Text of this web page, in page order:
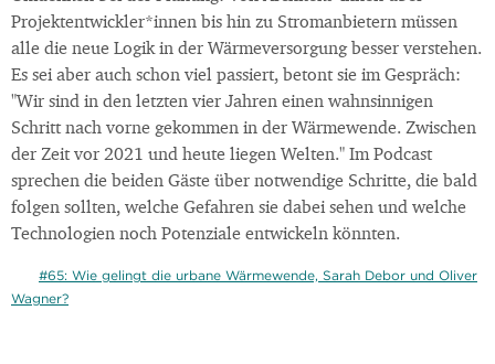
Projektentwickler*innen bis hin zu Stromanbietern müssen
alle die neue Logik in der Wärmeversorgung besser verstehen.
Es sei aber auch schon viel passiert, betont sie im Gespräch:
"Wir sind in den letzten vier Jahren einen wahnsinnigen
Schritt nach vorne gekommen in der Wärmewende. Zwischen
der Zeit vor 2021 und heute liegen Welten." Im Podcast
sprechen die beiden Gäste über notwendige Schritte, die bald
folgen sollten, welche Gefahren sie dabei sehen und welche
Technologien noch Potenziale entwickeln könnten.
#65: Wie gelingt die urbane Wärmewende, Sarah Debor und Oliver
Wagner?